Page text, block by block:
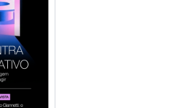
sempre existe são as mesmas
estaremos fortalecendo as
que mudanças estruturais
dos anos, desenvolvemos iniciativas
à geração de oportunidades. Cada